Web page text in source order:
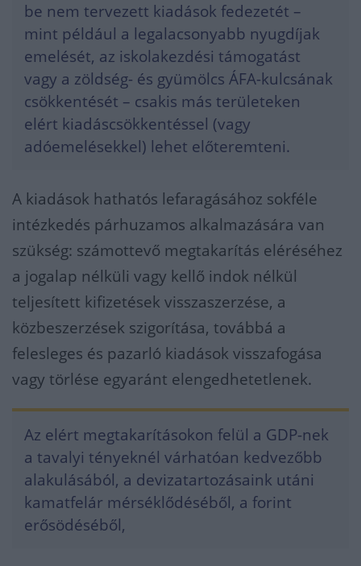
be nem tervezett kiadások fedezetét –
mint például a legalacsonyabb nyugdíjak
emelését, az iskolakezdési támogatást
vagy a zöldség- és gyümölcs ÁFA-kulcsának
csökkentését – csakis más területeken
elért kiadáscsökkentéssel (vagy
adóemelésekkel) lehet előteremteni.
A kiadások hathatós lefaragásához sokféle
intézkedés párhuzamos alkalmazására van
szükség: számottevő megtakarítás eléréséhez
a jogalap nélküli vagy kellő indok nélkül
teljesített kifizetések visszaszerzése, a
közbeszerzések szigorítása, továbbá a
felesleges és pazarló kiadások visszafogása
vagy törlése egyaránt elengedhetetlenek.
Az elért megtakarításokon felül a GDP-nek
a tavalyi tényeknél várhatóan kedvezőbb
alakulásából, a devizatartozásaink utáni
kamatfelár mérséklődéséből, a forint
erősödéséből,